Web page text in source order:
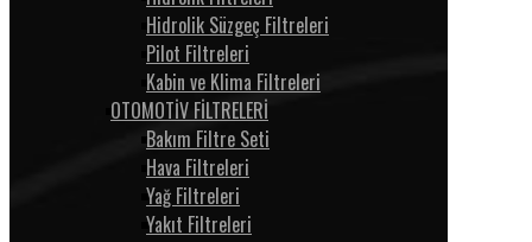
Hidrolik Süzgeç Filtreleri
Pilot Filtreleri
Kabin ve Klima Filtreleri
OTOMOTİV FİLTRELERİ
Bakım Filtre Seti
Hava Filtreleri
Yağ Filtreleri
Yakıt Filtreleri